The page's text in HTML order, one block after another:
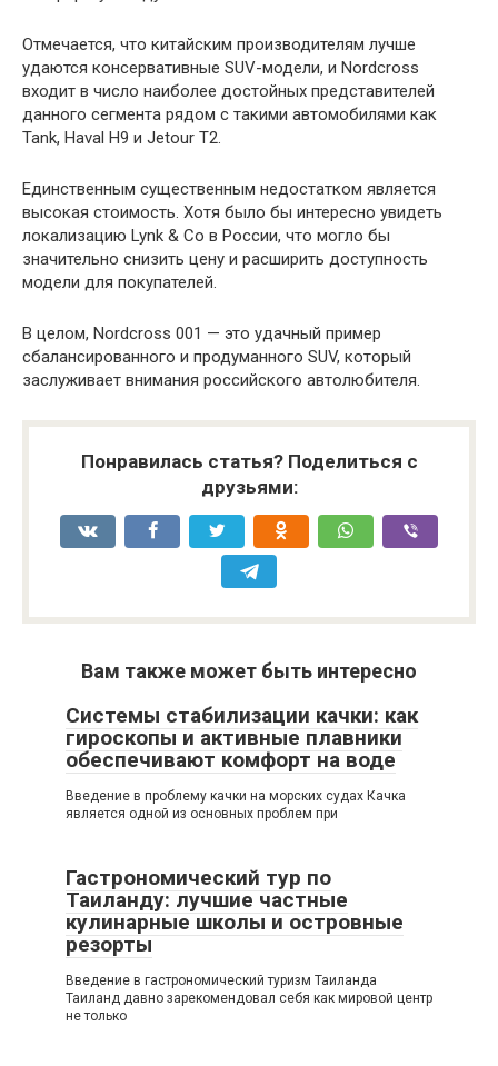
Отмечается, что китайским производителям лучше
удаются консервативные SUV-модели, и Nordcross
входит в число наиболее достойных представителей
данного сегмента рядом с такими автомобилями как
Tank, Haval H9 и Jetour T2.
Единственным существенным недостатком является
высокая стоимость. Хотя было бы интересно увидеть
локализацию Lynk & Co в России, что могло бы
значительно снизить цену и расширить доступность
модели для покупателей.
В целом, Nordcross 001 — это удачный пример
сбалансированного и продуманного SUV, который
заслуживает внимания российского автолюбителя.
Понравилась статья? Поделиться с
друзьями:
Вам также может быть интересно
Системы стабилизации качки: как
гироскопы и активные плавники
обеспечивают комфорт на воде
Введение в проблему качки на морских судах Качка
является одной из основных проблем при
Гастрономический тур по
Таиланду: лучшие частные
кулинарные школы и островные
резорты
Введение в гастрономический туризм Таиланда
Таиланд давно зарекомендовал себя как мировой центр
не только